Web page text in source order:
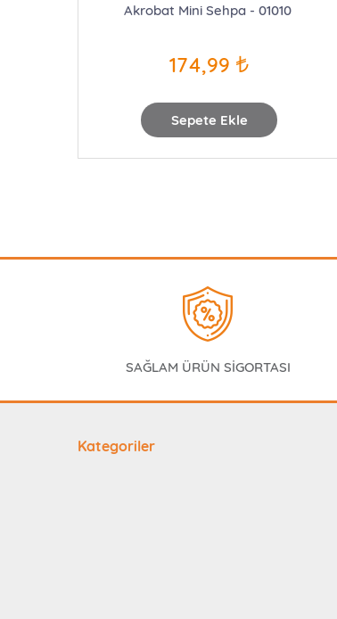
Sepete Ekle
Akrobat Mini Sehpa - 01010
174,99
SAĞLAM ÜRÜN SİGORTASI
Kategoriler